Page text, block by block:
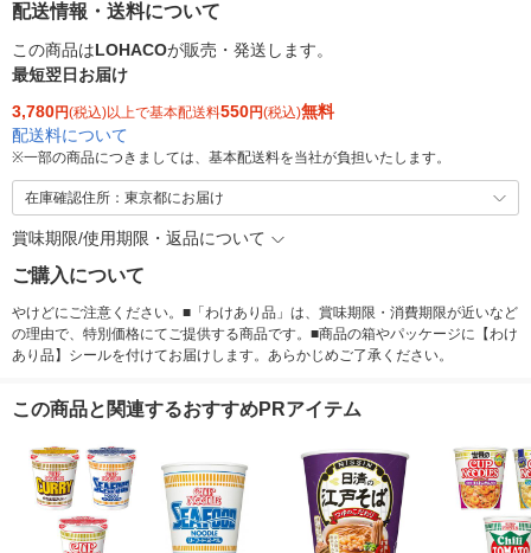
配送情報・送料について
この商品はLOHACOが販売・発送します。
最短翌日お届け
3,780円(税込)以上で基本配送料550円(税込)無料
配送料について
※一部の商品につきましては、基本配送料を当社が負担いたします。
在庫確認住所：東京都にお届け
賞味期限/使用期限・返品について
ご購入について
やけどにご注意ください。■「わけあり品」は、賞味期限・消費期限が近いなど
の理由で、特別価格にてご提供する商品です。■商品の箱やパッケージに【わけ
あり品】シールを付けてお届けします。あらかじめご了承ください。
この商品と関連するおすすめPRアイテム